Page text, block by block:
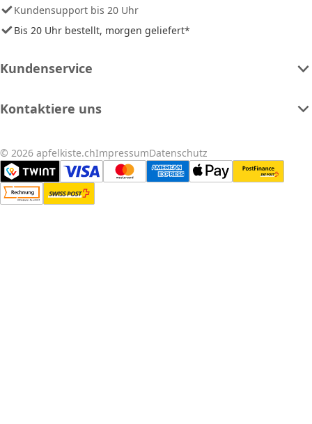
Kundensupport bis 20 Uhr
Bis 20 Uhr bestellt, morgen geliefert*
Kundenservice
Kontaktiere uns
© 2026 apfelkiste.chImpressumDatenschutz